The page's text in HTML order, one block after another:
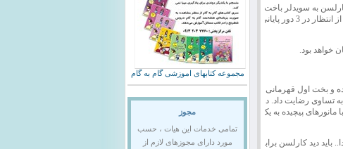
به سویدلر باخت و کرامنیک
هم مغلوب ایوانچوک شد تا چیزی در صدر جد.ل تغییر نکند و نابغه نروژی به رغم دو شکست دور از انتظار در 3 دور پایانی به عنوان
خواهد بود.
و بخت اول قهرمانی بود ، اما او
تساوی رضایت داد. در حالیکه
پیچیده به یک امتیاز
و منتظر فردا.. باید دید کارلسن برابر سویدلر و
مجموعه کتابهای اموزشی گام به گام
مجوز
تمامی خدمات این هیات ، حسب
مورد دارای مجوزهای لازم از